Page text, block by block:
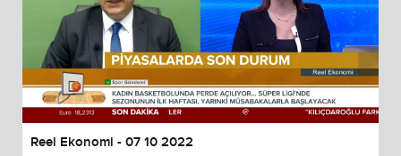
Reel Ekonomi - 07 10 2022